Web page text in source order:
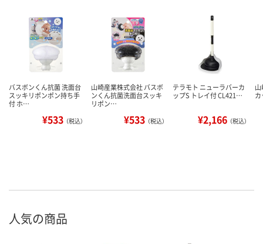
バスボンくん抗菌 洗面台
スッキリポンポン持ち手
付 ホ…
¥533 （税込）
山崎産業株式会社 バスボ
ンくん抗菌洗面台スッキ
リポン…
¥533 （税込）
テラモト ニューラバーカ
ップS トレイ付 CL421…
¥2,166 （税込）
人気の商品